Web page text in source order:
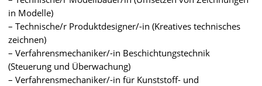
in Modelle)
– Technische/r Produktdesigner/-in (Kreatives technisches
zeichnen)
– Verfahrensmechaniker/-in Beschichtungstechnik
(Steuerung und Überwachung)
– Verfahrensmechaniker/-in für Kunststoff- und